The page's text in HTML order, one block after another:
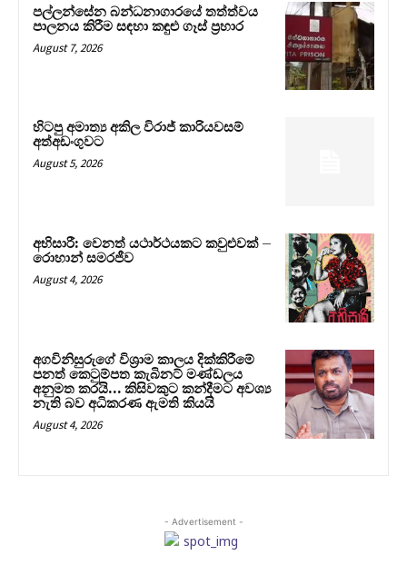
පල්ලන්සේන බන්ධනාගාරයේ තත්ත්වය
පාලනය කිරීම සඳහා කඳුළු ගෑස් ප්‍රහාර
August 7, 2026
හිටපු අමාත්‍ය අකිල විරාජ් කාරියවසම්
අත්අඩංගුවට
August 5, 2026
අභිසාරී: වෙනත් යථාර්ථයකට කවුළුවක් –
රොහාන් සමරජීව
August 4, 2026
අගවිනිසුරුගේ විශ්‍රාම කාලය දික්කිරීමේ
පනත් කෙටුම්පත කැබිනට් මණ්ඩලය
අනුමත කරයි… කිසිවකුට කන්දීමට අවශ්‍ය
නැති බව අධිකරණ ඇමති කියයි
August 4, 2026
- Advertisement -